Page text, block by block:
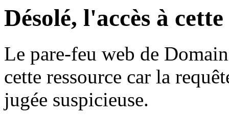
Désolé, l'accès à
Le pare-feu web de
cette ressource car la
jugée suspicieuse.